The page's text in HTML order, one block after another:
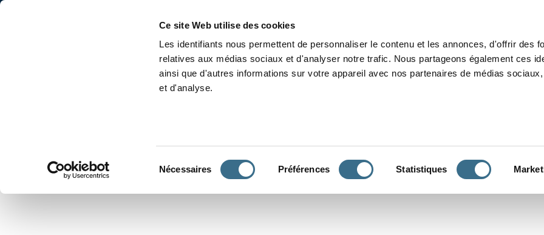
Ce site Web utilise des cookies
Les identifiants nous permettent de personnaliser le contenu et les annonces, d'offrir des
relatives aux médias sociaux et d'analyser notre trafic. Nous partageons également ces
ainsi que d'autres informations sur votre appareil avec nos partenaires de médias
et d'analyse.
Nécessaires Préférences Statistiques